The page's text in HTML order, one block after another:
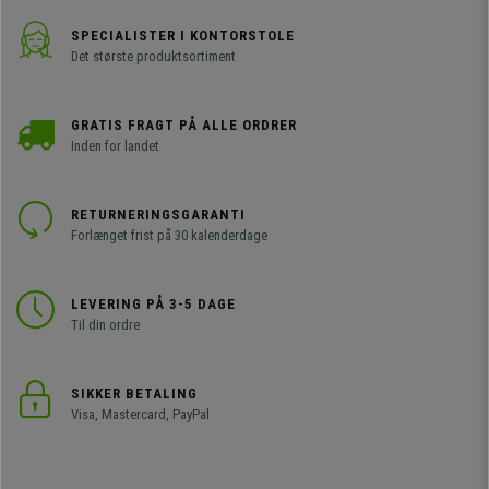
SPECIALISTER I KONTORSTOLE
Det største produktsortiment
GRATIS FRAGT PÅ ALLE ORDRER
Inden for landet
RETURNERINGSGARANTI
Forlænget frist på 30 kalenderdage
LEVERING PÅ 3-5 DAGE
Til din ordre
SIKKER BETALING
Visa, Mastercard, PayPal